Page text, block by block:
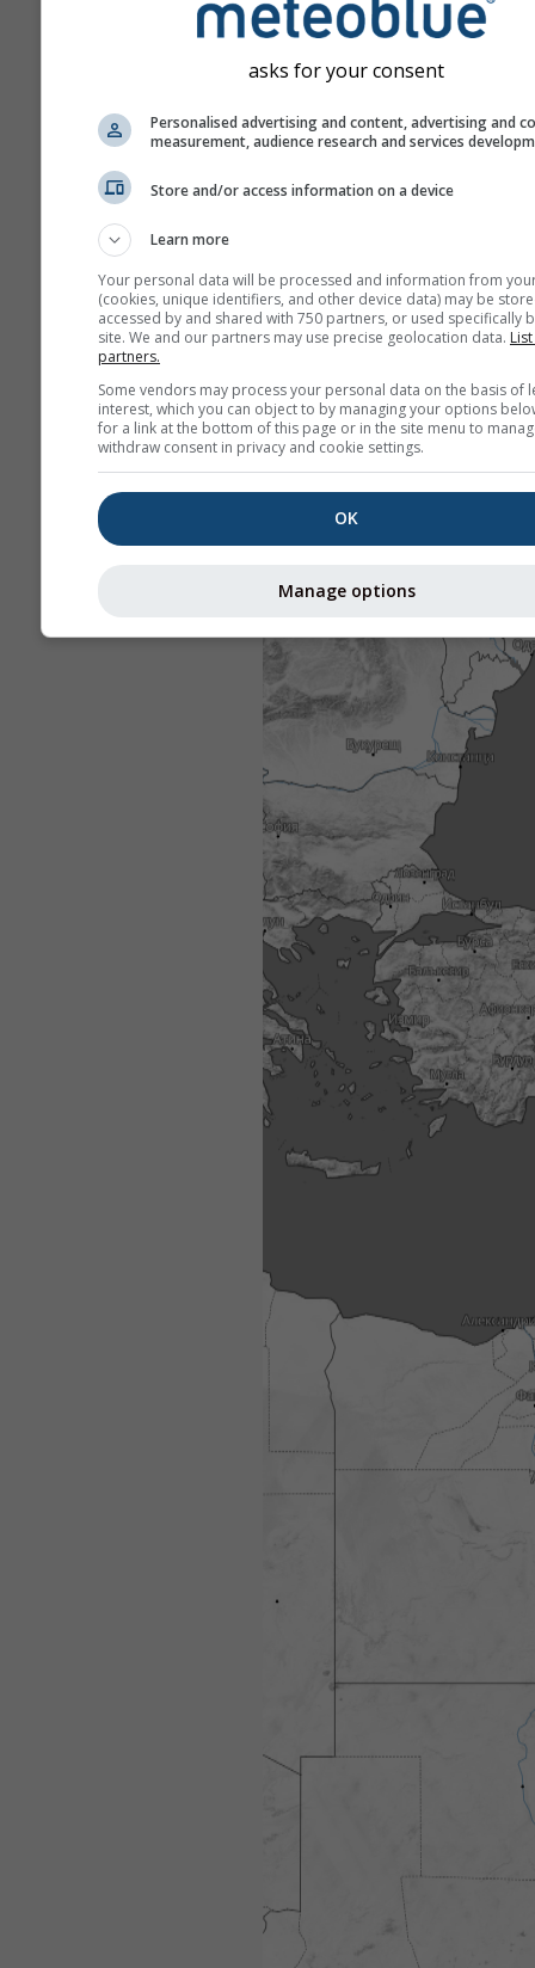
asks for your consent
Personalised advertising and content, advertising and
measurement, audience research and services
Store and/or access information on a device
Learn more
Your personal data will be processed and information from
(cookies, unique identifiers, and other device data) may be
accessed by and shared with 750 partners, or used specifically
site. We and our partners may use precise geolocation data.
partners.
Some vendors may process your personal data on the basis of
interest, which you can object to by managing your options
for a link at the bottom of this page or in the site menu to
withdraw consent in privacy and cookie settings.
OK
Manage options